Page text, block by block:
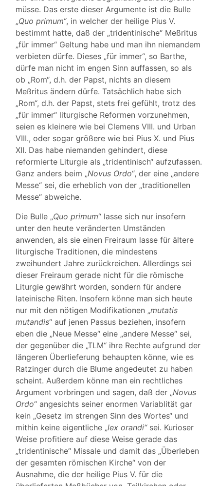
müsse. Das erste dieser Argumente ist die Bulle
„Quo primum“, in welcher der heilige Pius V.
bestimmt hatte, daß der „tridentinische“ Meßritus
„für immer“ Geltung habe und man ihn niemandem
verbieten dürfe. Dieses „für immer“, so Barthe,
dürfe man nicht im engen Sinn auffassen, so als
ob „Rom“, d.h. der Papst, nichts an diesem
Meßritus ändern dürfe. Tatsächlich habe sich
„Rom“, d.h. der Papst, stets frei gefühlt, trotz des
„für immer“ liturgische Reformen vorzunehmen,
seien es kleinere wie bei Clemens VIII. und Urban
VIII., oder sogar größere wie bei Pius X. und Pius
XII. Das habe niemanden gehindert, diese
reformierte Liturgie als „tridentinisch“ aufzufassen.
Ganz anders beim „Novus Ordo“, der eine „andere
Messe“ sei, die erheblich von der „traditionellen
Messe“ abweiche.
Die Bulle „Quo primum“ lasse sich nur insofern
unter den heute veränderten Umständen
anwenden, als sie einen Freiraum lasse für ältere
liturgische Traditionen, die mindestens
zweihundert Jahre zurückreichen. Allerdings sei
dieser Freiraum gerade nicht für die römische
Liturgie gewährt worden, sondern für andere
lateinische Riten. Insofern könne man sich heute
nur mit den nötigen Modifikationen „mutatis
mutandis“ auf jenen Passus beziehen, insofern
eben die „Neue Messe“ eine „andere Messe“ sei,
der gegenüber die „TLM“ ihre Rechte aufgrund der
längeren Überlieferung behaupten könne, wie es
Ratzinger durch die Blume angedeutet zu haben
scheint. Außerdem könne man ein rechtliches
Argument vorbringen und sagen, daß der „Novus
Ordo“ angesichts seiner enormen Variablität gar
kein „Gesetz im strengen Sinn des Wortes“ und
mithin keine eigentliche „lex orandi“sei. Kurioser
Weise profitiere auf diese Weise gerade das
„tridentinische“ Missale und damit das „Überleben
der gesamten römischen Kirche“ von der
Ausnahme, die der heilige Pius V. für die